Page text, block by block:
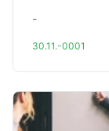
-
30.11.-0001